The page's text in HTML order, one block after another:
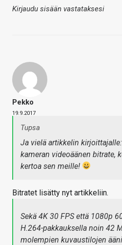
Kirjaudu sisään vastataksesi
Pekko
19.9.2017
Tupsa
Ja vielä artikkelin
kameran videoäänen bitrate,
kertoa sen meille!
Bitratet lisätty nyt artikkeliin.
Sekä 4K 30 FPS että 1080p
H.264-pakkauksella noin 42
molempien kuvaustilojen